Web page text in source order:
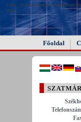
FAIL (the browser should
this).
Főoldal